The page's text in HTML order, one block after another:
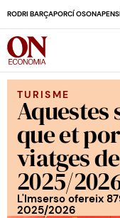
RODRI BARÇAPORCÍ OSONA
TURISME
Aquestes
que et
viatges
2025/
L'Imserso ofereix
2025/2026